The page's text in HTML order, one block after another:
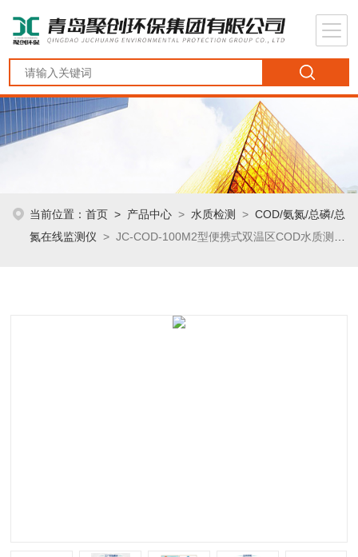
当前位置：首页 > 产品中心 >水质检测 >COD/氨氮/总磷/总
氮在线监测仪 > JC-COD-100M2型便携式双温区COD水质测定